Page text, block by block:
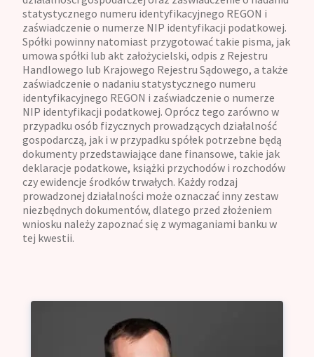
statystycznego numeru identyfikacyjnego REGON i
zaświadczenie o numerze NIP identyfikacji podatkowej.
Spółki powinny natomiast przygotować takie pisma, jak
umowa spółki lub akt założycielski, odpis z Rejestru
Handlowego lub Krajowego Rejestru Sądowego, a także
zaświadczenie o nadaniu statystycznego numeru
identyfikacyjnego REGON i zaświadczenie o numerze
NIP identyfikacji podatkowej. Oprócz tego zarówno w
przypadku osób fizycznych prowadzących działalność
gospodarczą, jak i w przypadku spółek potrzebne będą
dokumenty przedstawiające dane finansowe, takie jak
deklaracje podatkowe, książki przychodów i rozchodów
czy ewidencje środków trwałych. Każdy rodzaj
prowadzonej działalności może oznaczać inny zestaw
niezbędnych dokumentów, dlatego przed złożeniem
wniosku należy zapoznać się z wymaganiami banku w
tej kwestii.